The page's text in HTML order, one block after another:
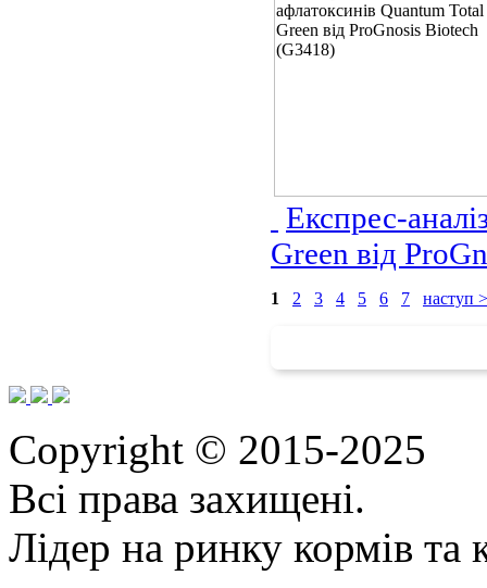
Експрес-
Green від
1 2 3 4 5 6 7 наступ
Copyright © 2015-2025
Всі права захищені.
Лідер на ринку кормів та